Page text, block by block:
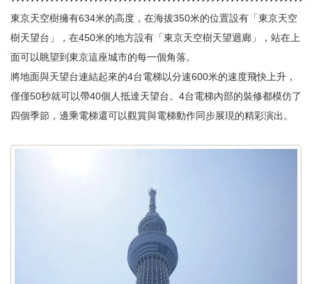
東京天空樹擁有634米的高度，在海拔350米的位置設有「東京天空
樹天望台」，在450米的地方設有「東京天空樹天望迴廊」，站在上
面可以眺望到東京這座城市的每一個角落。
將地面與天望台連結起來的4台電梯以分速600米的速度飛快上升，
僅僅50秒就可以帶40個人抵達天望台。4台電梯內部的裝修都模仿了
四個季節，邊乘電梯還可以觀賞與電梯動作同步展現的精彩演出。